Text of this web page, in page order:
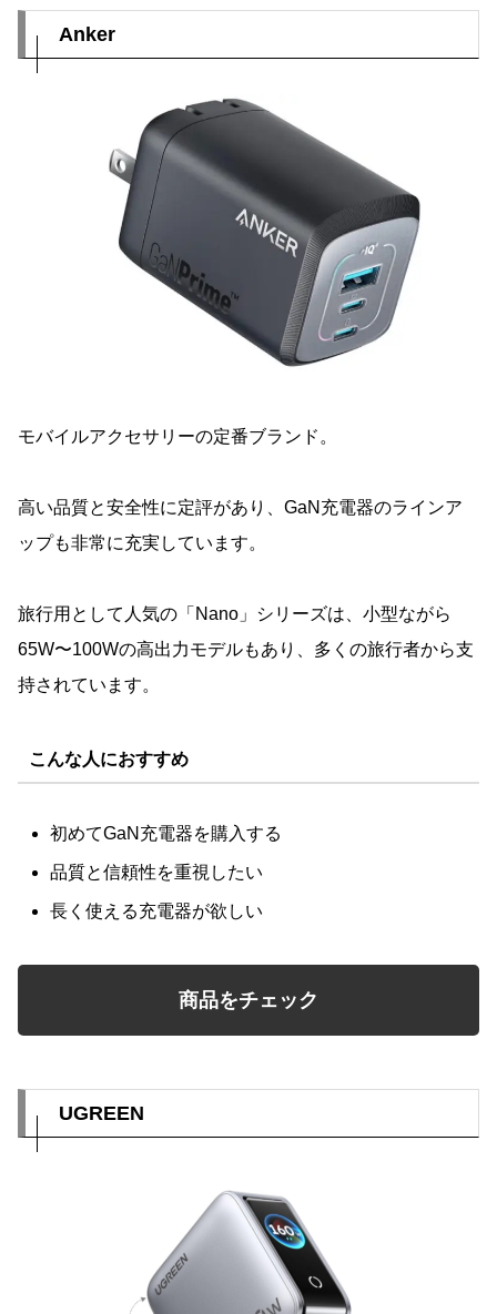
Anker
モバイルアクセサリーの定番ブランド。
高い品質と安全性に定評があり、GaN充電器のラインア
ップも非常に充実しています。
旅行用として人気の「Nano」シリーズは、小型ながら
65W〜100Wの高出力モデルもあり、多くの旅行者から支
持されています。
こんな人におすすめ
初めてGaN充電器を購入する
品質と信頼性を重視したい
長く使える充電器が欲しい
商品をチェック
UGREEN